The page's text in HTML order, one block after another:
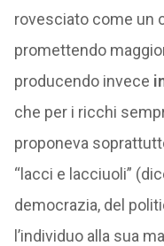
rovesciato come un
promettendo
producendo invece
che per i ricchi
proponeva
“lacci e lacciuoli”
democrazia, del
l’individuo alla sua